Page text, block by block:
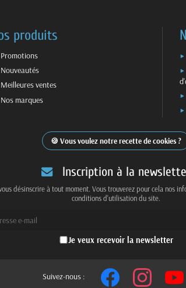
produits
Promotions
Nouveautés
Meilleures ventes
Nos marques
Vous voulez notre recette de cookies ?
Inscription à la
désinscrire à tout moment. Vous trouverez pour cela nos
conditions d'utilisation du site.
Je veux recevoir la newsletter
Suivez-nous :